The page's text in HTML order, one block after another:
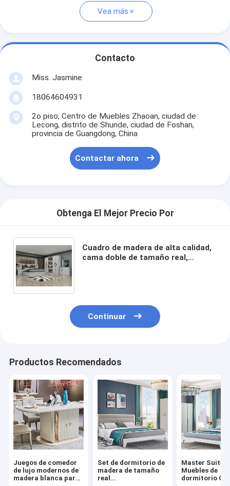
Vea más
Contacto
Miss. Jasmine
18064604931
2o piso, Centro de Muebles Zhaoan, ciudad de
Lecong, distrito de Shunde, ciudad de Foshan,
provincia de Guangdong, China
Contactar ahora
Obtenga El Mejor Precio Por
Cuadro de madera de alta calidad,
cama doble de tamaño real,
Continuar
Productos Recomendados
Juegos de comedor
de lujo modernos de
madera blanca para
Set de dormitorio de
madera de tamaño
real
Master Suite
Muebles de
dormitorio